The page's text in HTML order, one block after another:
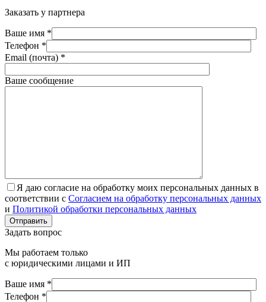
Заказать у партнера
Ваше имя *
Телефон *
Email (почта) *
Ваше сообщение
Я даю согласие на обработку моих персональных данных в
соответствии с Согласием на обработку персональных данных
и Политикой обработки персональных данных
Отправить
Задать вопрос
Мы работаем только
с юридическими лицами и ИП
Ваше имя *
Телефон *